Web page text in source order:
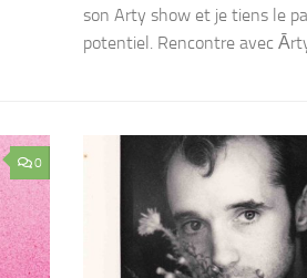
son Arty show et je tiens le
potentiel. Rencontre avec
0